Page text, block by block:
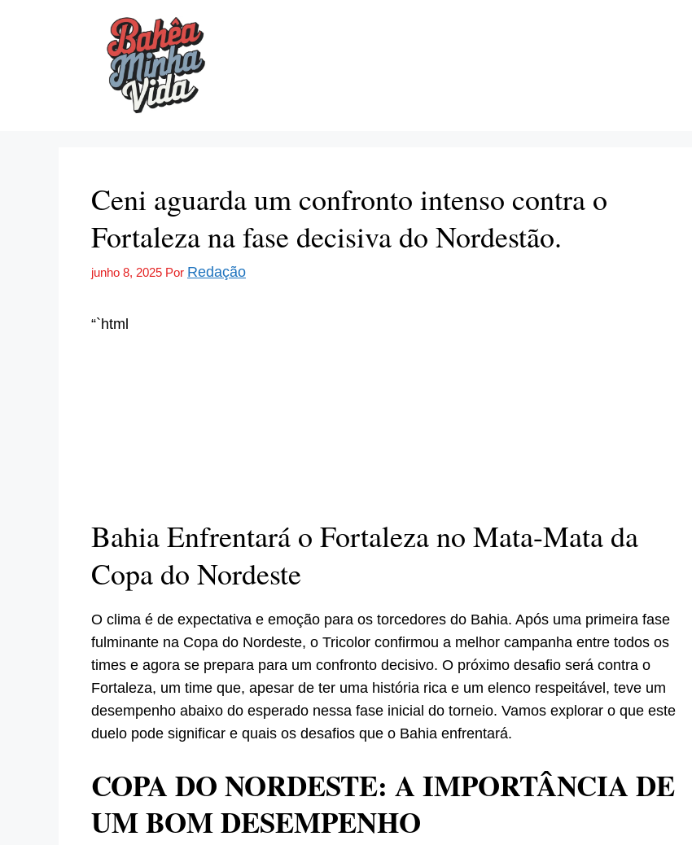
Ceni aguarda um confronto intenso contra o
Fortaleza na fase decisiva do Nordestão.
junho 8, 2025 Por Redação
“`html
Bahia Enfrentará o Fortaleza no Mata-Mata da
Copa do Nordeste
O clima é de expectativa e emoção para os torcedores do Bahia. Após uma primeira fase
fulminante na Copa do Nordeste, o Tricolor confirmou a melhor campanha entre todos os
times e agora se prepara para um confronto decisivo. O próximo desafio será contra o
Fortaleza, um time que, apesar de ter uma história rica e um elenco respeitável, teve um
desempenho abaixo do esperado nessa fase inicial do torneio. Vamos explorar o que este
duelo pode significar e quais os desafios que o Bahia enfrentará.
COPA DO NORDESTE: A IMPORTÂNCIA DE
UM BOM DESEMPENHO